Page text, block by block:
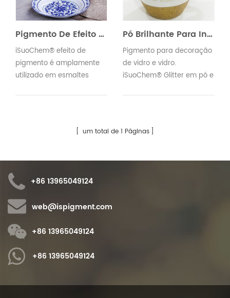
Pigmento De Efeito Especial Para Cerâmica
iSuoChem® efeito de
pigmento é amplamente
utilizado em esmaltes
pérola e pó de brilho
podem ser usados ​​como
pigmento termocrômico
produtos de cerâmica ou
ceras e faz com que a cor
mude de temperatura.
Pó Brilhante Para Indústria Cerâmica
Pigmento para decoração
de vidro e vidro.
iSuoChem® Glitter em pó e
lâmpadas de vidro e
lanternas, produtos de
um total de 1 Páginas
+86 13965049124
web@ispigment.com
+86 13965049124
+86 13965049124